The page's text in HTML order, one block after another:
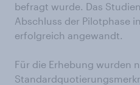
befragt wurde. Das
Abschluss der Pilotphase
erfolgreich angewandt.
Für die Erhebung wurden